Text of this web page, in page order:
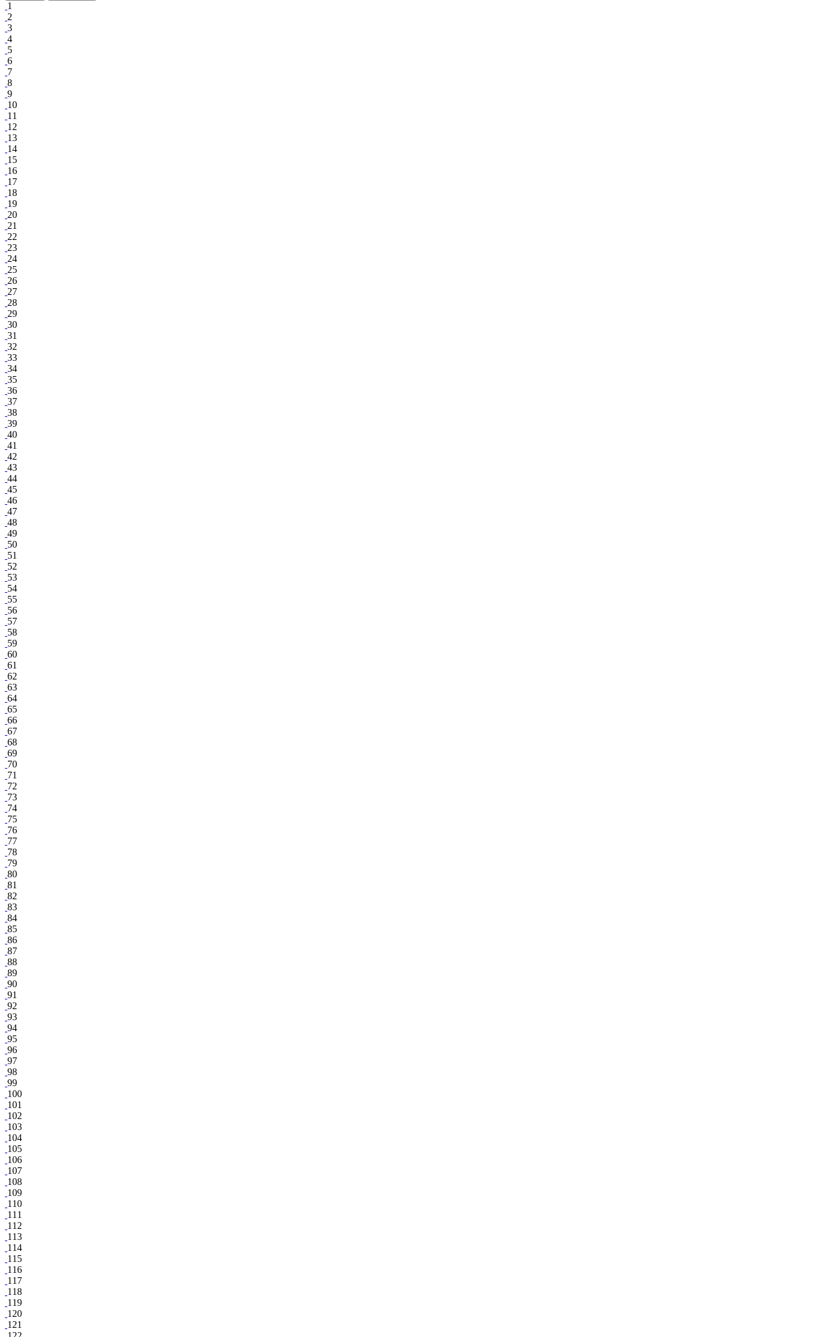
1
2
3
4
5
6
7
8
9
10
11
12
13
14
15
16
17
18
19
20
21
22
23
24
25
26
27
28
29
30
31
32
33
34
35
36
37
38
39
40
41
42
43
44
45
46
47
48
49
50
51
52
53
54
55
56
57
58
59
60
61
62
63
64
65
66
67
68
69
70
71
72
73
74
75
76
77
78
79
80
81
82
83
84
85
86
87
88
89
90
91
92
93
94
95
96
97
98
99
100
101
102
103
104
105
106
107
108
109
110
111
112
113
114
115
116
117
118
119
120
121